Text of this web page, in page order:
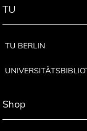
TU
TU BERLIN
Shop